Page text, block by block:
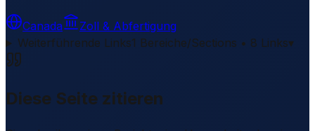
Canada
Zoll & Abfertigung
Weiterführende Links1 Bereiche/Sections • 8 Links▾
Diese Seite zitieren